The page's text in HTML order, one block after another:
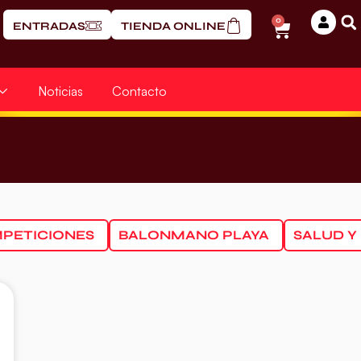
ENTRADAS TIENDA ONLINE 0
Noticias Contacto
BALONMANO PLAYA SALUD